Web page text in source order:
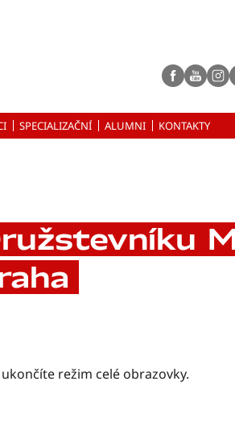
SPECIALIZAČNÍ ALUMNI KONTAKTY
ukončíte režim celé obrazovky.